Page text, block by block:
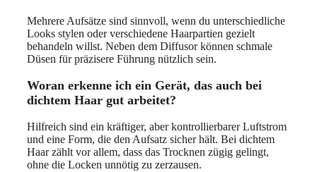
Mehrere Aufsätze sind sinnvoll, wenn du unterschiedliche
Looks stylen oder verschiedene Haarpartien gezielt
behandeln willst. Neben dem Diffusor können schmale
Düsen für präzisere Führung nützlich sein.
Woran erkenne ich ein Gerät, das auch bei
dichtem Haar gut arbeitet?
Hilfreich sind ein kräftiger, aber kontrollierbarer Luftstrom
und eine Form, die den Aufsatz sicher hält. Bei dichtem
Haar zählt vor allem, dass das Trocknen zügig gelingt,
ohne die Locken unnötig zu zerzausen.